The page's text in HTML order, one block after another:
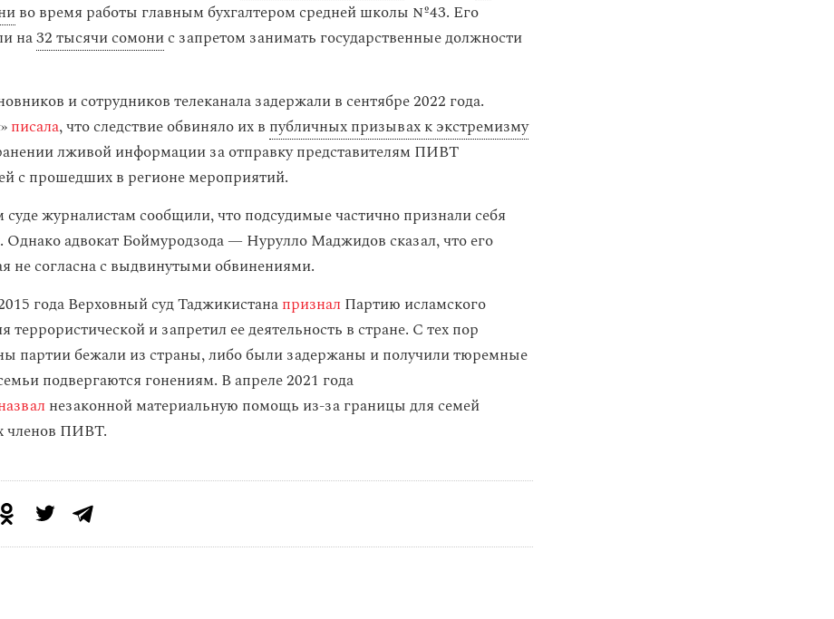
во время работы главным бухгалтером средней школы №43. Его
на32 тысячи сомонис запретом занимать государственные должности
и сотрудников телеканала задержали в сентябре 2022 года.
писала, что следствие обвиняло их в публичных призывах к экстремизму
лживой информации за отправку представителям ПИВТ
с прошедших в регионе мероприятий.
суде журналистам сообщили, что подсудимые частично признали себя
адвокат Боймуродзода — Нурулло Маджидов сказал, что его
не согласна с выдвинутыми обвинениями.
года Верховный суд Таджикистанапризнал Партию исламского
террористической и запретил ее деятельность в стране. С тех пор
партии бежали из страны, либо были задержаны и получили тюремные
подвергаются гонениям. В апреле 2021 года
незаконной материальную помощь из-за границы для семей
членов ПИВТ.